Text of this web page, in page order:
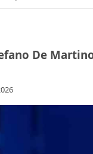
De